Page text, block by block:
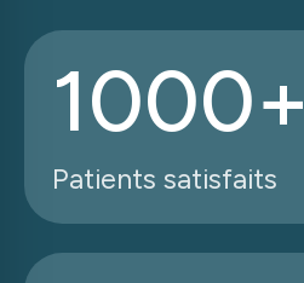
1000+
Patients satisfaits